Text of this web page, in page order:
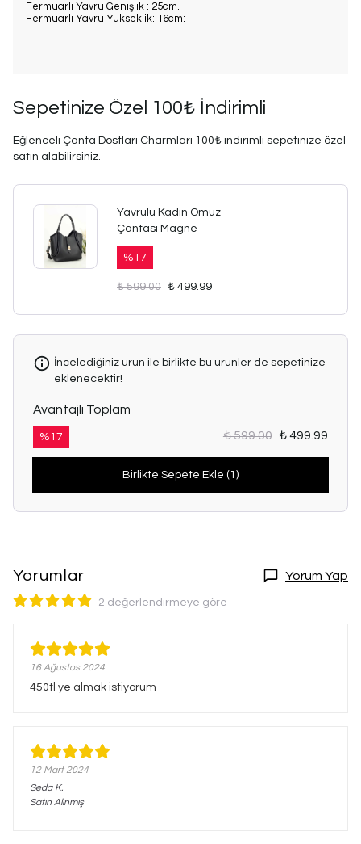
Fermuarlı Yavru Genişlik : 25cm.
Fermuarlı Yavru Yükseklik: 16cm:
Sepetinize Özel 100₺ İndirimli
Eğlenceli Çanta Dostları Charmları 100₺ indirimli sepetinize özel
satın alabilirsiniz.
Yavrulu Kadın Omuz
Çantası Magne
% 17
₺ 599.00 ₺ 499.99
İncelediğiniz ürün ile birlikte bu ürünler de sepetinize
eklenecektir!
Avantajlı Toplam
% 17 ₺ 599.00 ₺ 499.99
Birlikte Sepete Ekle (1)
Yorumlar Yorum Yap
2 değerlendirmeye göre
16 Ağustos 2024
450tl ye almak istiyorum
12 Mart 2024
Seda K.
Satın Alınmış